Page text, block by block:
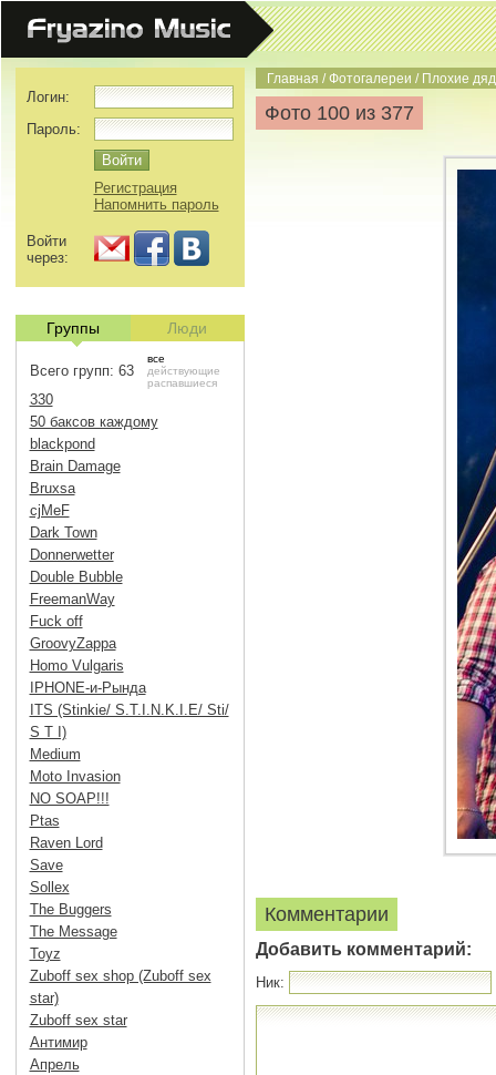
Главная /Фотогалереи / Плохие
Фото 100 из 377
Комментарии
Добавить комментарий:
Ник:
Логин:
Пароль:
Регистрация
Напомнить пароль
Войти
через:
Группы Люди
Всего групп: 63
все
действующие
распавшиеся
330
50 баксов каждому
blackpond
Brain Damage
Bruxsa
cjMeF
Dark Town
Donnerwetter
Double Bubble
FreemanWay
Fuck off
GroovyZappa
Homo Vulgaris
IPHONE-и-Рында
ITS (Stinkie/ S.T.I.N.K.I.E/ Sti/
S T I)
Medium
Moto Invasion
NO SOAP!!!
Ptas
Raven Lord
Save
Sollex
The Buggers
The Message
Toyz
Zuboff sex shop (Zuboff sex
star)
Zuboff sex star
Антимир
Апрель